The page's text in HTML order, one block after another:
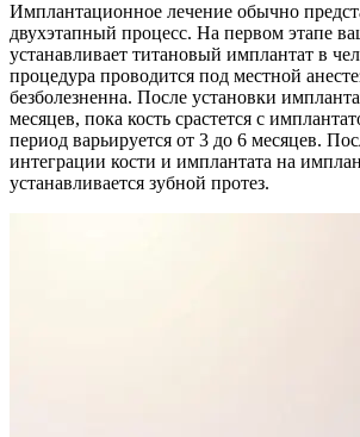
Имплантационное лечение обычно
двухэтапный процесс. На первом этапе
устанавливает титановый имплантат в
процедура проводится под местной
безболезненна. После установки
месяцев, пока кость срастется с
период варьируется от 3 до 6 месяцев.
интеграции кости и имплантата на
устанавливается зубной протез.